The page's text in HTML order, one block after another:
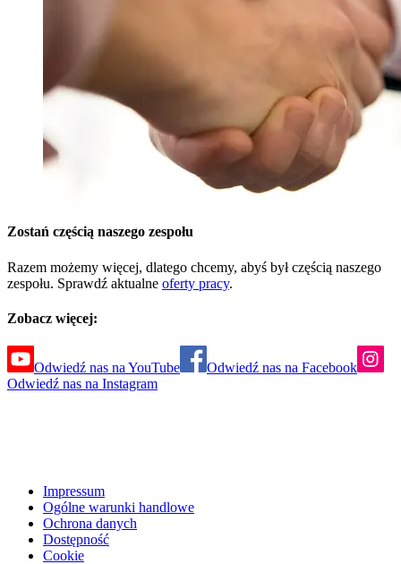
Zostań częścią naszego zespołu
Razem możemy więcej, dlatego chcemy, abyś był częścią naszego
zespołu. Sprawdź aktualne oferty pracy.
Zobacz więcej:
Odwiedź nas na YouTube
Odwiedź nas na Facebook
Odwiedź nas na Instagram
Impressum
Ogólne warunki handlowe
Ochrona danych
Dostępność
Cookie